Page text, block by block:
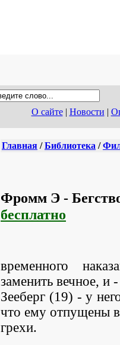
О сайте| Новости |
Главная /Библиотека /
Фромм Э -
бесплатно
временного
заменить вечное, и
Зееберг (19) - у
что ему отпущены
грехи.